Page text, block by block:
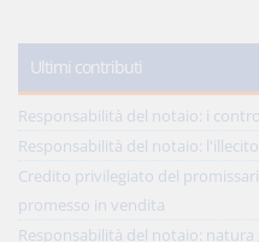
Ultimi contributi
Responsabilità del notaio: i
Responsabilità del notaio:
Credito privilegiato del
promesso in vendita
Responsabilità del notaio: